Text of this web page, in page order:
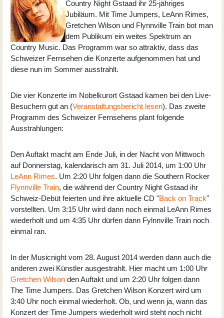
Country Night Gstaad ihr 25-jähriges
Jubiläum. Mit Time Jumpers, LeAnn Rimes,
Gretchen Wilson und Flynnville Train bot man
dem Publikum ein weites Spektrum an
Country Music. Das Programm war so attraktiv, dass das
Schweizer Fernsehen die Konzerte aufgenommen hat und
diese nun im Sommer ausstrahlt.
Die vier Konzerte im Nobelkurort Gstaad kamen bei den Live-
Besuchern gut an (Veranstaltungsbericht lesen). Das zweite
Programm des Schweizer Fernsehens plant folgende
Ausstrahlungen:
Den Auftakt macht am Ende Juli, in der Nacht von Mittwoch
auf Donnerstag, kalendarisch am 31. Juli 2014, um 1:00 Uhr
LeAnn Rimes. Um 2:20 Uhr folgen dann die Southern Rocker
Flynnville Train, die während der Country Night Gstaad ihr
Schweiz-Debüt feierten und ihre aktuelle CD "Back on Track"
vorstellten. Um 3:15 Uhr wird dann noch einmal LeAnn Rimes
wiederholt und um 4:35 Uhr dürfen dann Fylnnville Train noch
einmal ran.
In der Musicnight vom 28. August 2014 werden dann auch die
anderen zwei Künstler ausgestrahlt. Hier macht um 1:00 Uhr
Gretchen Wilson den Auftakt und um 2:20 Uhr folgen dann
The Time Jumpers. Das Gretchen Wilson Konzert wird um
3:40 Uhr noch einmal wiederholt. Ob, und wenn ja, wann das
Konzert der Time Jumpers wiederholt wird steht noch nicht